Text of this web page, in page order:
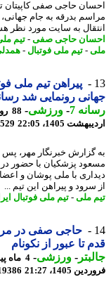
حاجی صفی کاپیتان تیم
بدرقه به جام جهانی،
ﺑﻪ ﺳﺎﯾﺖ ﻣﻮرد ﻧﻈﺮ
حاجی صفی-تیم ملی
-تیم ملی فوتبال-همدلی و
پیراهن تیم ملی
رونمایی شد رسانه7 | اخبار ورزشی
7
-ورزشی-
1405، 22:05
خبرنگار مهر، پس از
پزشکیان با حضور در
با ملی پوشان و اعضای
و پیراهن این تیم ...
ملی -تیم ملی فوتبال ایران -
حاجی صفی در مرز
تا عبور از نکونام
-ورزشی-
1405، 21:27
81219386